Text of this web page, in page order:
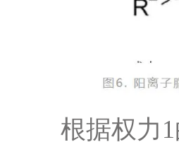
根据权力 1